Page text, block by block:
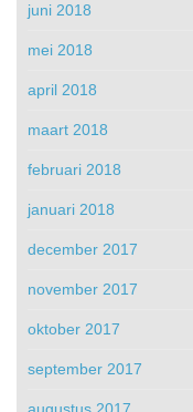
juni 2018
mei 2018
april 2018
maart 2018
februari 2018
januari 2018
december 2017
november 2017
oktober 2017
september 2017